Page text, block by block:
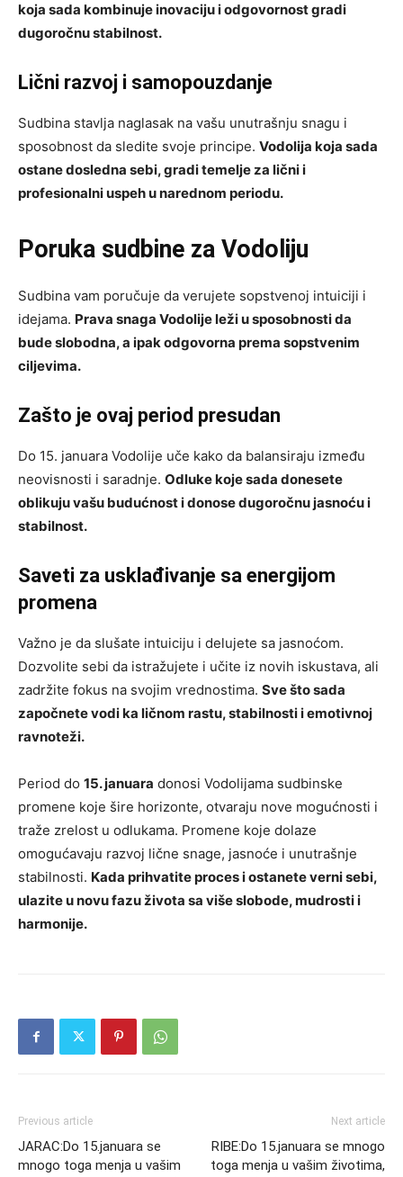
koja sada kombinuje inovaciju i odgovornost gradi
dugoročnu stabilnost.
Lični razvoj i samopouzdanje
Sudbina stavlja naglasak na vašu unutrašnju snagu i
sposobnost da sledite svoje principe. Vodolija koja sada
ostane dosledna sebi, gradi temelje za lični i
profesionalni uspeh u narednom periodu.
Poruka sudbine za Vodoliju
Sudbina vam poručuje da verujete sopstvenoj intuiciji i
idejama. Prava snaga Vodolije leži u sposobnosti da
bude slobodna, a ipak odgovorna prema sopstvenim
ciljevima.
Zašto je ovaj period presudan
Do 15. januara Vodolije uče kako da balansiraju između
neovisnosti i saradnje. Odluke koje sada donesete
oblikuju vašu budućnost i donose dugoročnu jasnoću i
stabilnost.
Saveti za usklađivanje sa energijom
promena
Važno je da slušate intuiciju i delujete sa jasnoćom.
Dozvolite sebi da istražujete i učite iz novih iskustava, ali
zadržite fokus na svojim vrednostima. Sve što sada
započnete vodi ka ličnom rastu, stabilnosti i emotivnoj
ravnoteži.
Period do 15. januara donosi Vodolijama sudbinske
promene koje šire horizonte, otvaraju nove mogućnosti i
traže zrelost u odlukama. Promene koje dolaze
omogućavaju razvoj lične snage, jasnoće i unutrašnje
stabilnosti. Kada prihvatite proces i ostanete verni sebi,
ulazite u novu fazu života sa više slobode, mudrosti i
harmonije.
Previous article
JARAC:Do 15.januara se
mnogo toga menja u vašim
Next article
RIBE:Do 15.januara se mnogo
toga menja u vašim životima,